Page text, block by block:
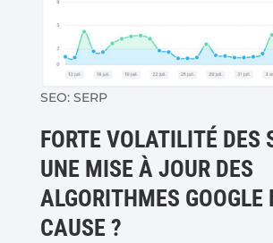
SEO: SERP
FORTE VOLATILITÉ DES
UNE MISE À JOUR DES
ALGORITHMES GOOGLE
CAUSE ?